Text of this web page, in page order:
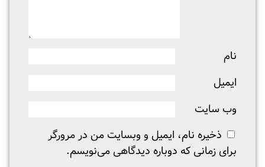
نام
ایمیل
وب‌ سایت
ذخیره نام، ایمیل و وبسایت من در مرورگر
برای زمانی که دوباره دیدگاهی می‌نویسم.